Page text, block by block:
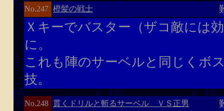
No.247 橙髪の戦士
Ｘキーでバスター（ザコ敵には
に。
これも陣のサーベルと同じくボ
技。
No.248 貫くドリルと斬るサーベル ＶＳ正男